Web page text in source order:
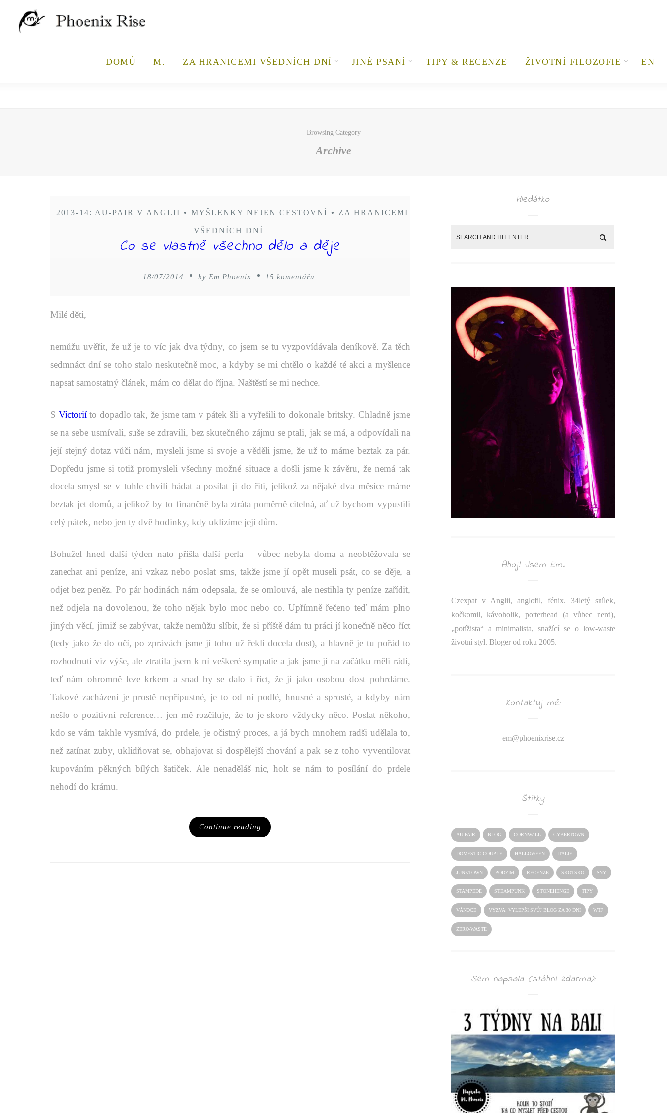
DOMŮ M. ZA HRANICEMI VŠEDNÍCH DNÍ JINÉ PSANÍ TIPY & RECENZE ŽIVOTNÍ FILOZOFIE EN
Browsing Category
Archive
2013-14: AU-PAIR V ANGLII • MYŠLENKY NEJEN CESTOVNÍ • ZA HRANICEMI
VŠEDNÍCH DNÍ
Co se vlastně všechno dělo a děje
18/07/2014 by Em Phoenix 15 komentářů
Milé děti,
nemůžu uvěřit, že už je to víc jak dva týdny, co jsem se tu vyzpovídávala deníkově. Za těch
sedmnáct dní se toho stalo neskutečně moc, a kdyby se mi chtělo o každé té akci a myšlence
napsat samostatný článek, mám co dělat do října. Naštěstí se mi nechce.
S Victoriíto dopadlo tak, že jsme tam v pátek šli a vyřešili to dokonale britsky. Chladně jsme
se na sebe usmívali, suše se zdravili, bez skutečného zájmu se ptali, jak se má, a odpovídali na
její stejný dotaz vůči nám, mysleli jsme si svoje a věděli jsme, že už to máme beztak za pár.
Dopředu jsme si totiž promysleli všechny možné situace a došli jsme k závěru, že nemá tak
docela smysl se v tuhle chvíli hádat a posílat ji do řiti, jelikož za nějaké dva měsíce máme
beztak jet domů, a jelikož by to finančně byla ztráta poměrně citelná, ať už bychom vypustili
celý pátek, nebo jen ty dvě hodinky, kdy uklízíme její dům.
Bohužel hned další týden nato přišla další perla – vůbec nebyla doma a neobtěžovala se
zanechat ani peníze, ani vzkaz nebo poslat sms, takže jsme jí opět museli psát, co se děje, a
odjet bez peněz. Po pár hodinách nám odepsala, že se omlouvá, ale nestihla ty peníze zařídit,
než odjela na dovolenou, že toho nějak bylo moc nebo co. Upřímně řečeno teď mám plno
jiných věcí, jimiž se zabývat, takže nemůžu slíbit, že si příště dám tu práci jí konečně něco říct
(tedy jako že do očí, po zprávách jsme jí toho už řekli docela dost), a hlavně je tu pořád to
rozhodnutí viz výše, ale ztratila jsem k ní veškeré sympatie a jak jsme ji na začátku měli rádi,
teď nám ohromně leze krkem a snad by se dalo i říct, že jí jako osobou dost pohrdáme.
Takové zacházení je prostě nepřípustné, je to od ní podlé, hnusné a sprosté, a kdyby nám
nešlo o pozitivní reference… jen mě rozčiluje, že to je skoro vždycky něco. Poslat někoho,
kdo se vám takhle vysmívá, do prdele, je očistný proces, a já bych mnohem radši udělala to,
než zatínat zuby, uklidňovat se, obhajovat si dospělejší chování a pak se z toho vyventilovat
kupováním pěkných bílých šatiček. Ale nenaděláš nic, holt se nám to posílání do prdele
nehodí do krámu.
Continue reading
Hledátko
Ahoj! Jsem Em.
Czexpat v Anglii, anglofil, fénix. 34letý snílek,
kočkomil, kávoholik, potterhead (a vůbec nerd),
„potížista“ a minimalista, snažící se o low-waste
životní styl. Bloger od roku 2005.
Kontaktuj mě:
em@phoenixrise.cz
Štítky
AU-PAIR BLOG CORNWALL CYBERTOWN
DOMESTIC COUPLE HALLOWEEN ITALIE
JUNKTOWN PODZIM RECENZE SKOTSKO SNY
STAMPEDE STEAMPUNK STONEHENGE TIPY
VÁNOCE VÝZVA: VYLEPŠI SVŮJ BLOG ZA 30 DNÍ WTF
ZERO-WASTE
Sem napsala (stáhni zdarma):